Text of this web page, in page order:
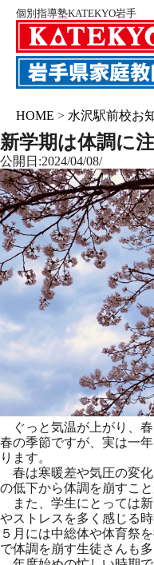
個別指導塾KATEKYO岩手
HOME > 水沢駅前校お
新学期は体調に
公開日:2024/04/08/
ぐっと気温が上がり、
春の季節ですが、実は一
ります。
春は寒暖差や気圧の変
の低下から体調を崩すこと
また、学生にとっては
やストレスを多く感じる
５月には中総体や体育祭
で体調を崩す生徒さんも多